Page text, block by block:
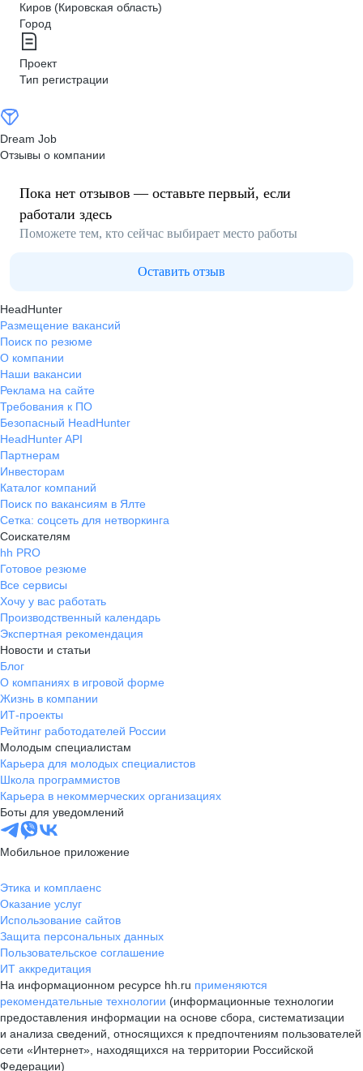
Киров (Кировская область)
Город
Проект
Тип регистрации
Dream Job
Отзывы о компании
Пока нет отзывов — оставьте первый, если
работали здесь
Поможете тем, кто сейчас выбирает место работы
Оставить отзыв
HeadHunter
Размещение вакансий
Поиск по резюме
О компании
Наши вакансии
Реклама на сайте
Требования к ПО
Безопасный HeadHunter
HeadHunter API
Партнерам
Инвесторам
Каталог компаний
Поиск по вакансиям в Ялте
Сетка: соцсеть для нетворкинга
Соискателям
hh PRO
Готовое резюме
Все сервисы
Хочу у вас работать
Производственный календарь
Экспертная рекомендация
Новости и статьи
Блог
О компаниях в игровой форме
Жизнь в компании
ИТ-проекты
Рейтинг работодателей России
Молодым специалистам
Карьера для молодых специалистов
Школа программистов
Карьера в некоммерческих организациях
Боты для уведомлений
Мобильное приложение
Этика и комплаенс
Оказание услуг
Использование сайтов
Защита персональных данных
Пользовательское соглашение
ИТ аккредитация
На информационном ресурсе hh.ru применяются
рекомендательные технологии (информационные технологии
предоставления информации на основе сбора, систематизации
и анализа сведений, относящихся к предпочтениям пользователей
сети «Интернет», находящихся на территории Российской
Федерации)